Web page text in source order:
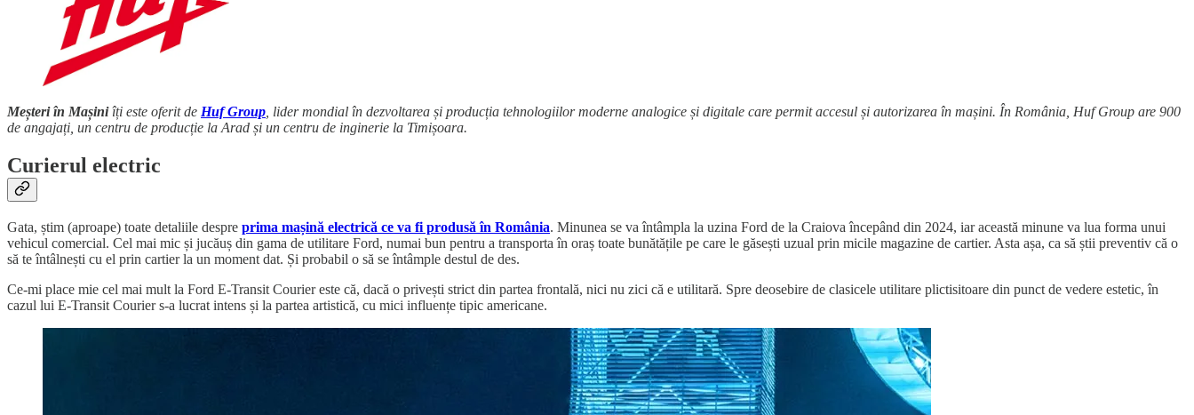
Meșteri în Mașiniîți este oferit de Huf Group , lider mondial în dezvoltarea și producția tehnologiilor moderne analogice și digitale care permit accesul și autorizarea în mașini. În România, Huf Group are 900
de angajați, un centru de producție la Arad și un centru de inginerie la Timișoara.
Curierul electric
Gata, știm (aproape) toate detaliile despre prima mașină electrică ce va fi produsă în România. Minunea se va întâmpla la uzina Ford de la Craiova începând din 2024, iar această minune va lua forma unui
vehicul comercial. Cel mai mic și jucăuș din gama de utilitare Ford, numai bun pentru a transporta în oraș toate bunătățile pe care le găsești uzual prin micile magazine de cartier. Asta așa, ca să știi preventiv că o
să te întâlnești cu el prin cartier la un moment dat. Și probabil o să se întâmple destul de des.
Ce-mi place mie cel mai mult la Ford E-Transit Courier este că, dacă o privești strict din partea frontală, nici nu zici că e utilitară. Spre deosebire de clasicele utilitare plictisitoare din punct de vedere estetic, în
cazul lui E-Transit Courier s-a lucrat intens și la partea artistică, cu mici influențe tipic americane.